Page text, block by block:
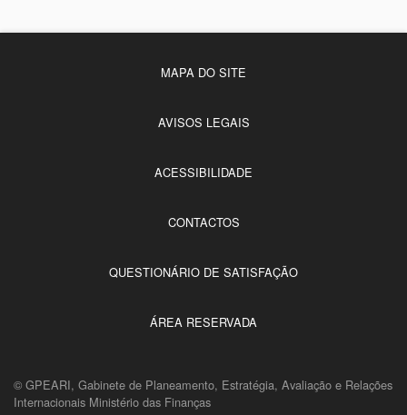
MAPA DO SITE
AVISOS LEGAIS
ACESSIBILIDADE
CONTACTOS
QUESTIONÁRIO DE SATISFAÇÃO
ÁREA RESERVADA
© GPEARI, Gabinete de Planeamento, Estratégia, Avaliação e Relações
Internacionais Ministério das Finanças